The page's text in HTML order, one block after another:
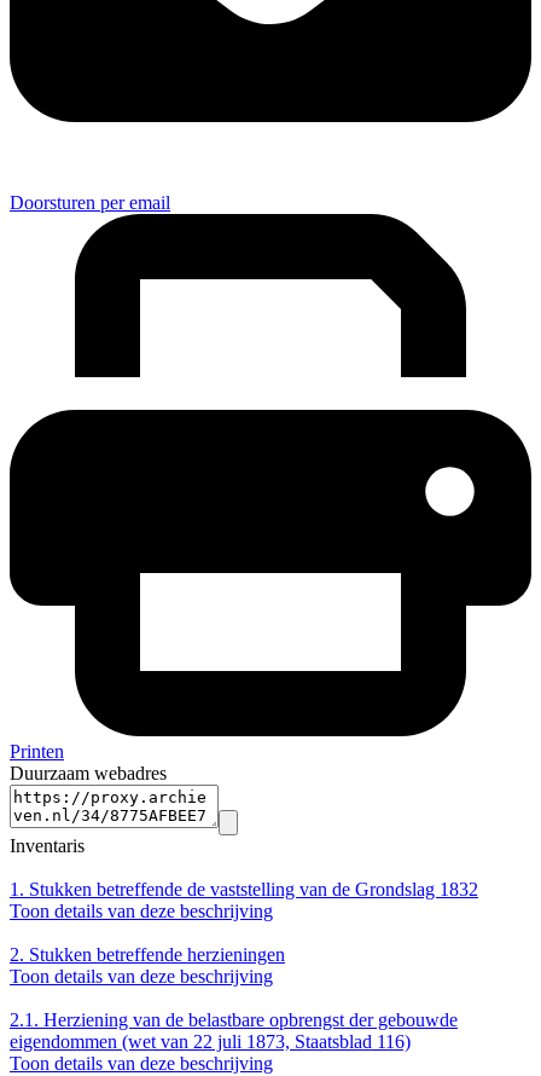
Doorsturen per email
Printen
Duurzaam webadres
Inventaris
1. Stukken betreffende de vaststelling van de Grondslag 1832
Toon details van deze beschrijving
2. Stukken betreffende herzieningen
Toon details van deze beschrijving
2.1. Herziening van de belastbare opbrengst der gebouwde
eigendommen (wet van 22 juli 1873, Staatsblad 116)
Toon details van deze beschrijving